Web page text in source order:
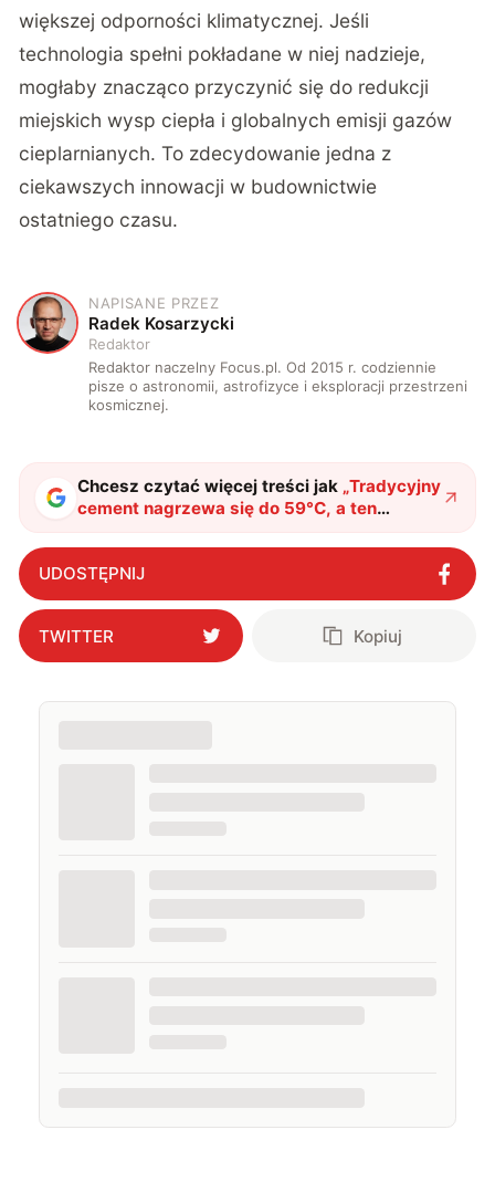
większej odporności klimatycznej. Jeśli
technologia spełni pokładane w niej nadzieje,
mogłaby znacząco przyczynić się do redukcji
miejskich wysp ciepła i globalnych emisji gazów
cieplarnianych. To zdecydowanie jedna z
ciekawszych innowacji w budownictwie
ostatniego czasu.
R
NAPISANE PRZEZ
Radek Kosarzycki
Redaktor
Redaktor naczelny Focus.pl. Od 2015 r. codziennie
pisze o astronomii, astrofizyce i eksploracji przestrzeni
kosmicznej.
Chcesz czytać więcej treści jak „Tradycyjny
cement nagrzewa się do 59°C, a ten
pozostaje zimny. Chińscy naukowcy
stworzyli materiał budowlany przyszłości"?
UDOSTĘPNIJ
TWITTER Kopiuj